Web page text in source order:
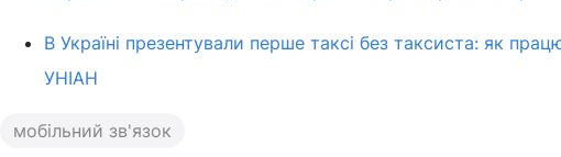
В Україні презентували перше таксі без таксиста: як
УНІАН
мобільний зв'язок